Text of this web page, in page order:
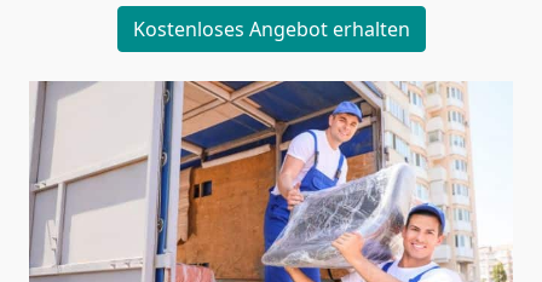
Kostenloses Angebot erhalten